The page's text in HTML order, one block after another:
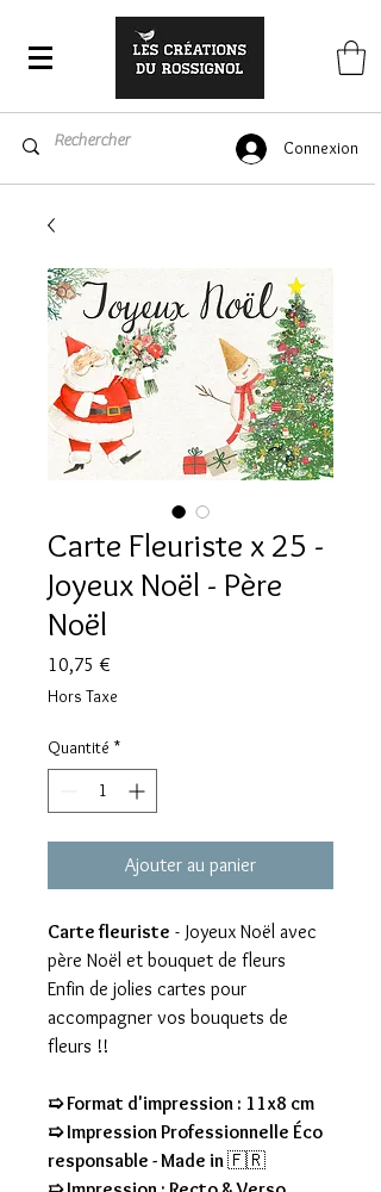
Connexion
Carte Fleuriste x 25 -
Joyeux Noël - Père
Noël
10,75 €
Hors Taxe
Quantité *
Ajouter au panier
Carte fleuriste - Joyeux Noël avec
père Noël et bouquet de fleurs
Enfin de jolies cartes pour
accompagner vos bouquets de
fleurs !!
➯ Format d'impression : 11x8 cm
➯ Impression Professionnelle Éco
responsable - Made in🇫🇷